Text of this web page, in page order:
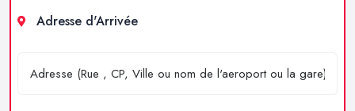
Adresse d'Arrivée